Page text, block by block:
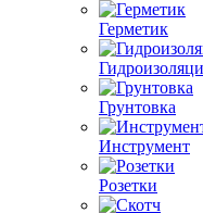
Герметик
Грунтовка
Инструмент
Розетки